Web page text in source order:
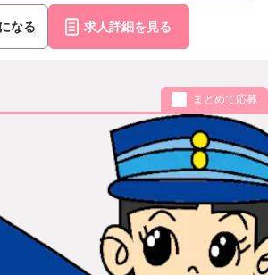
なる 求人詳細を見る
まとめて応募